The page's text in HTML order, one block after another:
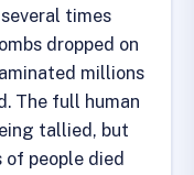
times
dropped on
millions
The full human
tallied, but
people died